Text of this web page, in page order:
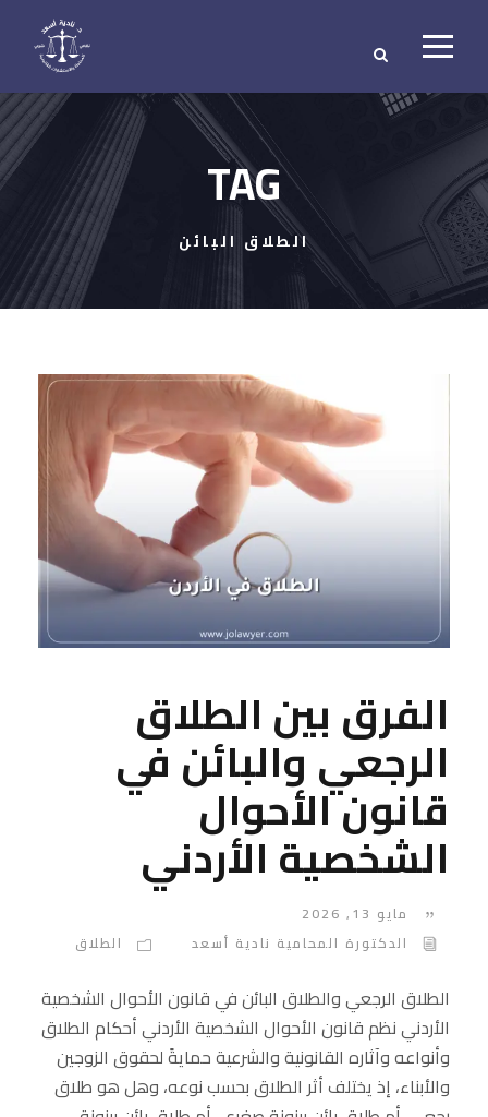
TAG
الطلاق البائن
الفرق بين الطلاق
الرجعي والبائن في
قانون الأحوال
الشخصية الأردني
مايو 13, 2026
الدكتورة المحامية نادية أسعد
الطلاق
الطلاق الرجعي والطلاق البائن في قانون الأحوال الشخصية
الأردني نظم قانون الأحوال الشخصية الأردني أحكام الطلاق
وأنواعه وآثاره القانونية والشرعية حمايةً لحقوق الزوجين
والأبناء، إذ يختلف أثر الطلاق بحسب نوعه، وهل هو طلاق